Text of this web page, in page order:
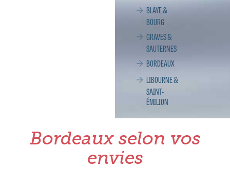
BLAYE &
BOURG
GRAVES &
SAUTERNES
BORDEAUX
LIBOURNE &
SAINT-
ÉMILION
Bordeaux selon vos
envies